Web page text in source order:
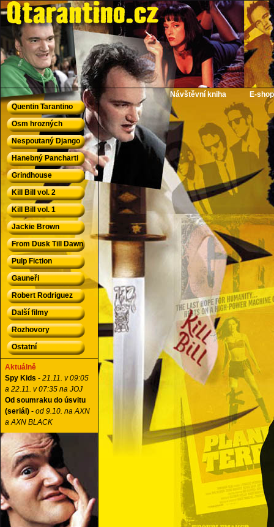
QTarantino.cz - Quentin Tarantino
Návštěvní kniha
E-shop
Quentin Tarantino
Osm hrozných
Nespoutaný Django
Hanebný Pancharti
Grindhouse
Kill Bill vol. 2
Kill Bill vol. 1
Jackie Brown
From Dusk Till Dawn
Pulp Fiction
Gauneři
Robert Rodriguez
Další filmy
Rozhovory
Ostatní
Aktuálně
Spy Kids - 21.11. v 09:05
a 22.11. v 07:35 na JOJ
Od soumraku do úsvitu
(seriál) - od 9.10. na AXN
a AXN BLACK